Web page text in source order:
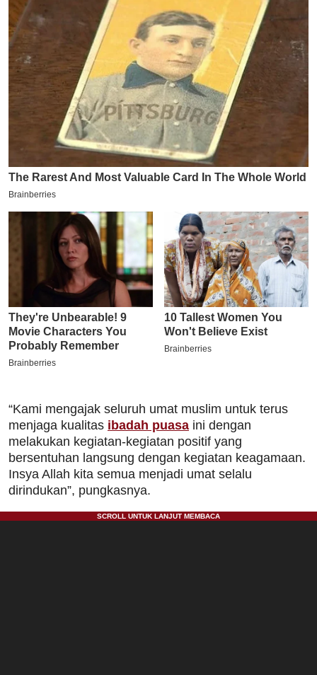
“Kami mengajak seluruh umat muslim untuk terus
menjaga kualitas ibadah puasa ini dengan
melakukan kegiatan-kegiatan positif yang
bersentuhan langsung dengan kegiatan keagamaan.
Insya Allah kita semua menjadi umat selalu
dirindukan”, pungkasnya.